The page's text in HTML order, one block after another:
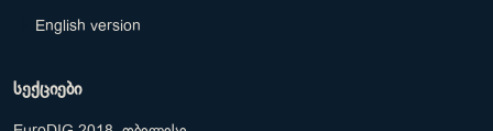
English version
სექციები